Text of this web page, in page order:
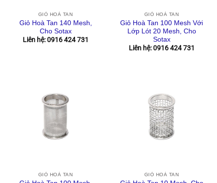
GIỎ HOÀ TAN
Giỏ Hoà Tan 140 Mesh,
Cho Sotax
Liên hệ: 0916 424 731
GIỎ HOÀ TAN
Giỏ Hoà Tan 100 Mesh Với
Lớp Lót 20 Mesh, Cho
Sotax
Liên hệ: 0916 424 731
GIỎ HOÀ TAN GIỎ HOÀ TAN